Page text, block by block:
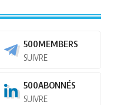
500MEMBERS
SUIVRE
500ABONNÉS
SUIVRE